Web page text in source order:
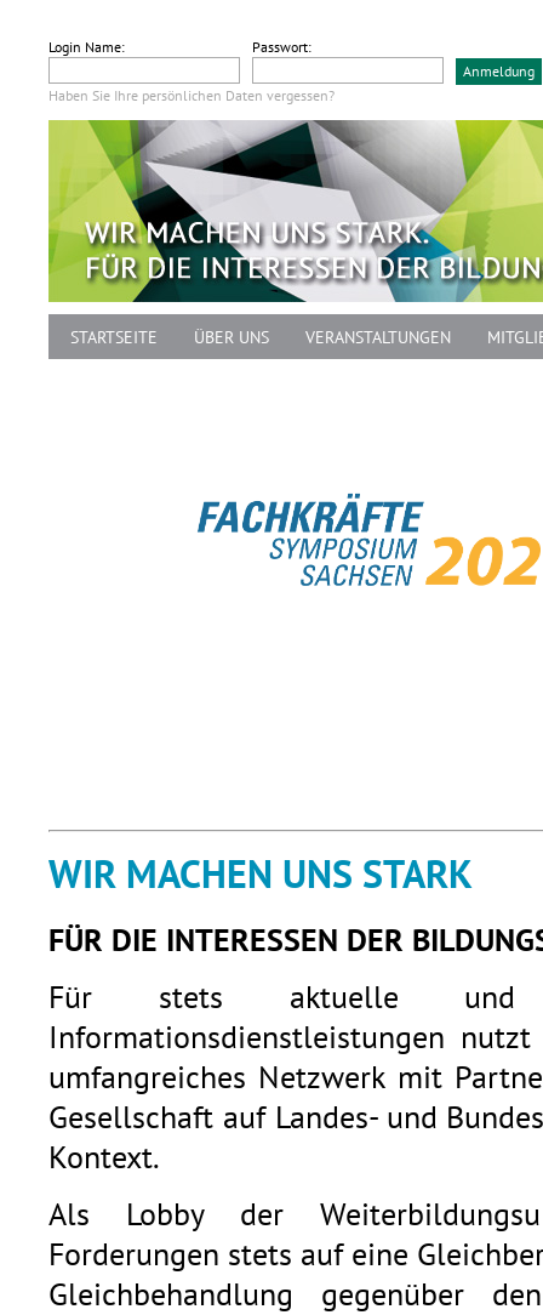
Login Name: Passwort:
Haben Sie Ihre persönlichen Daten vergessen?
STARTSEITE ÜBER UNS VERANSTALTUNGEN
WIR MACHEN UNS STARK
FÜR DIE INTERESSEN DER
Für stets aktuelle und
Informationsdienstleistungen
umfangreiches Netzwerk mit
Gesellschaft auf Landes- und
Kontext.
Als Lobby der
Forderungen stets auf eine
Gleichbehandlung gegenüber